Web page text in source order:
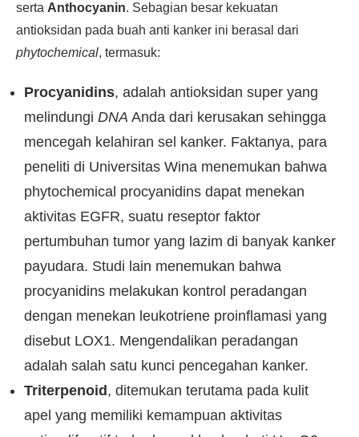
serta Anthocyanin. Sebagian besar kekuatan
antioksidan pada buah anti kanker ini berasal dari
phytochemical, termasuk:
Procyanidins, adalah antioksidan super yang
melindungi DNA Anda dari kerusakan sehingga
mencegah kelahiran sel kanker. Faktanya, para
peneliti di Universitas Wina menemukan bahwa
phytochemical procyanidins dapat menekan
aktivitas EGFR, suatu reseptor faktor
pertumbuhan tumor yang lazim di banyak kanker
payudara. Studi lain menemukan bahwa
procyanidins melakukan kontrol peradangan
dengan menekan leukotriene proinflamasi yang
disebut LOX1. Mengendalikan peradangan
adalah salah satu kunci pencegahan kanker.
Triterpenoid , ditemukan terutama pada kulit
apel yang memiliki kemampuan aktivitas